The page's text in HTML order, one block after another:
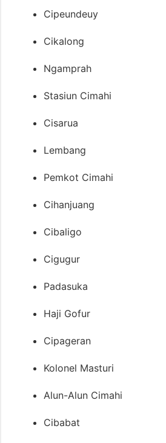
Cipeundeuy
Cikalong
Ngamprah
Stasiun Cimahi
Cisarua
Lembang
Pemkot Cimahi
Cihanjuang
Cibaligo
Cigugur
Padasuka
Haji Gofur
Cipageran
Kolonel Masturi
Alun-Alun Cimahi
Cibabat